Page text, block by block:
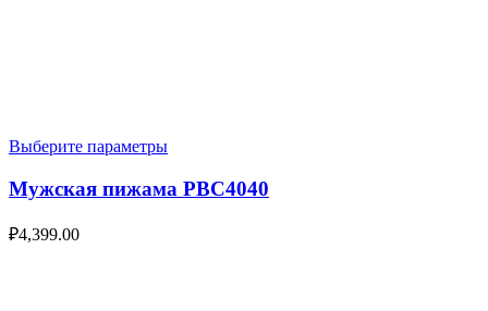
Выберите параметры
Мужская пижама PBC4040
₽4,399.00